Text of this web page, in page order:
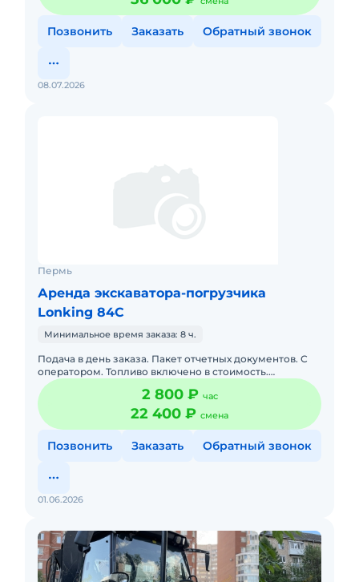
Позвонить Заказать Обратный звонок
08.07.2026
Пермь
Аренда экскаватора-погрузчика
Lonking 84C
Минимальное время заказа: 8 ч.
Подача в день заказа. Пакет отчетных документов. С
оператором. Топливо включено в стоимость.
Долгосрочная аренда. Краткосрочная аренда.
Доставка силами заказчик
2 800 ₽ час
22 400 ₽ смена
Позвонить Заказать Обратный звонок
01.06.2026